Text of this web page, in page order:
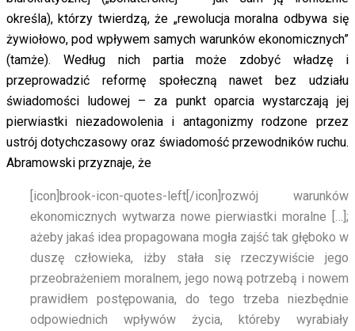
określa), którzy twierdzą, że „rewolucja moralna odbywa się
żywiołowo, pod wpływem samych warunków ekonomicznych”
(tamże). Według nich partia może zdobyć władzę i
przeprowadzić reformę społeczną nawet bez udziału
świadomości ludowej – za punkt oparcia wystarczają jej
pierwiastki niezadowolenia i antagonizmy rodzone przez
ustrój dotychczasowy oraz świadomość przewodników ruchu.
Abramowski przyznaje, że
[icon]brook-icon-quotes-left[/icon] rozwój warunków
ekonomicznych wytwarza nowe pierwiastki moralne […];
ażeby jakaś idea propagowana mogła zajść tak głęboko w
duszę człowieka, iżby stała się rzeczywiście jego
przeobrażeniem moralnem, jego nową potrzebą i nowem
prawidłem postępowania, do tego trzeba niezbędnie
odpowiednich wpływów życia, któreby wyrabiały